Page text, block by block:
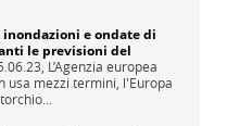
e ondate di
le previsioni del
L’Agenzia europea
usa mezzi termini, l'Europa